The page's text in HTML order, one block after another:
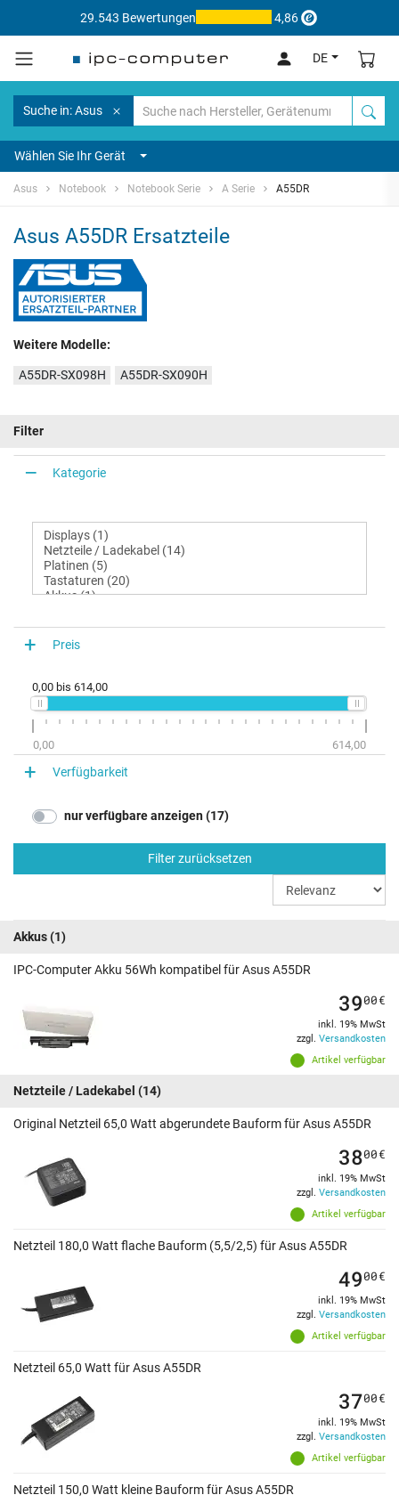
29.543 Bewertungen 4,86
DE
Suche in: Asus
Wählen Sie Ihr Gerät
Asus Notebook Notebook Serie A Serie A55DR
Asus A55DR Ersatzteile
Weitere Modelle:
A55DR-SX098H A55DR-SX090H
Filter
Kategorie
Preis
0,00 bis 614,00
0,00 614,00
Verfügbarkeit
nur verfügbare anzeigen (17)
Filter zurücksetzen
Akkus(1)
IPC-Computer Akku 56Wh kompatibel für Asus A55DR
Artikel verfügbar
3900€
inkl. 19% MwSt
zzgl. Versandkosten
Netzteile / Ladekabel (14)
Original Netzteil 65,0 Watt abgerundete Bauform für Asus A55DR
Artikel verfügbar
3800€
inkl. 19% MwSt
zzgl. Versandkosten
Netzteil 180,0 Watt flache Bauform (5,5/2,5) für Asus A55DR
Artikel verfügbar
4900€
inkl. 19% MwSt
zzgl. Versandkosten
Netzteil 65,0 Watt für Asus A55DR
Artikel verfügbar
3700€
inkl. 19% MwSt
zzgl. Versandkosten
Netzteil 150,0 Watt kleine Bauform für Asus A55DR